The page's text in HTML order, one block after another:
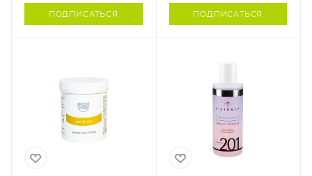
ПОДПИСАТЬСЯ ПОДПИСАТЬСЯ